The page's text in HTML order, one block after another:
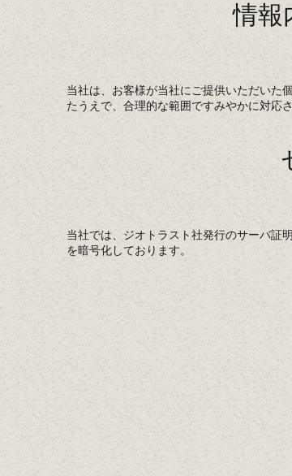
情報
当社は、お客様が当社にご提供いただいた
たうえで、合理的な範囲ですみやかに対応
当社では、ジオトラスト社発行のサーバ証
を暗号化しております。